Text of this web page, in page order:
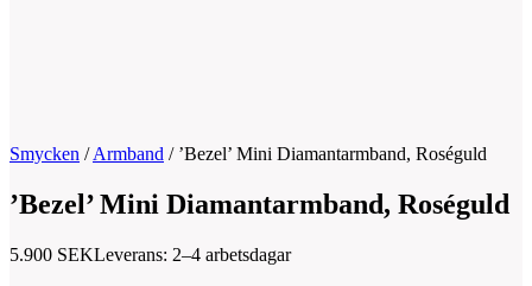
Smycken /Armband / ’Bezel’ Mini Diamantarmband, Roséguld
’Bezel’ Mini Diamantarmband, Roséguld
5.900 SEKLeverans: 2–4 arbetsdagar